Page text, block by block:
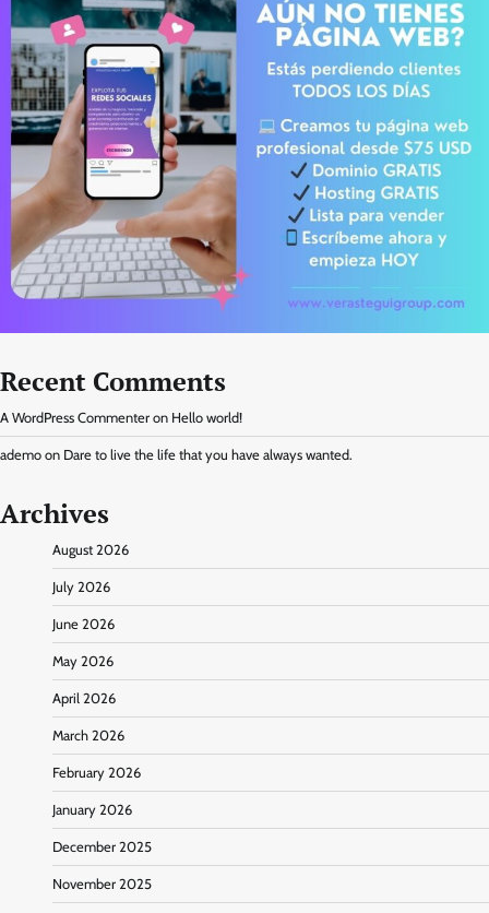
Recent Comments
A WordPress Commenter on Hello world!
ademo on Dare to live the life that you have always wanted.
Archives
August 2026
July 2026
June 2026
May 2026
April 2026
March 2026
February 2026
January 2026
December 2025
November 2025